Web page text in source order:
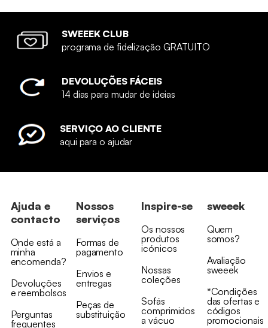
SWEEEK CLUB
programa de fidelização GRATUITO
DEVOLUÇÕES FÁCEIS
14 dias para mudar de ideias
SERVIÇO AO CLIENTE
aqui para o ajudar
Ajuda e
contacto
Onde está a
minha
encomenda?
Devoluções
e reembolsos
Perguntas
frequentes
Nossos
serviços
Formas de
pagamento
Envios e
entregas
Peças de
substituição
Inspire-se
Os nossos
produtos
icónicos
Nossas
coleções
Sofás
comprimidos
a vácuo
sweeek
Quem
somos?
Avaliação
sweeek
*Condições
das ofertas e
códigos
promocionais